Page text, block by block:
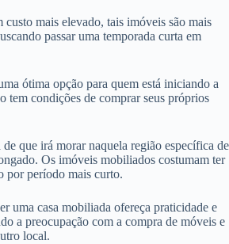
mais elevado, tais imóveis são mais
passar uma temporada curta em
ótima opção para quem está iniciando a
tem condições de comprar seus próprios
que irá morar naquela região específica de
Os imóveis mobiliados costumam ter
por período mais curto.
uma casa mobiliada ofereça praticidade e
a preocupação com a compra de móveis e
local.